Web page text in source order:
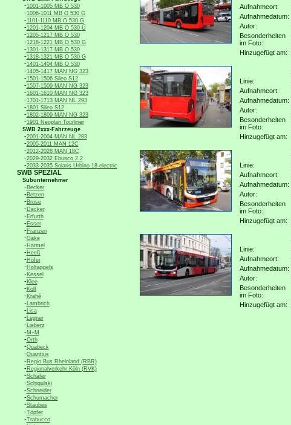
-1001-1005 MB O 530
-1006-1011 MB O 530 G
-1101-1110 MB O 530 G
-1201-1204 MB O 530 Ü
-1205-1217 MB O 530
-1218-1221 MB O 530 G
-1301-1317 MB O 530
-1318-1321 MB O 530 G
-1401-1404 MB O 530
-1405-1417 MAN NG 323
-1501-1506 Sileo S12
-1507-1509 MAN NG 323
-1601-1610 MAN NG 323
-1701-1713 MAN NL 293
-1801 Sileo S12
-1802-1809 MAN NG 323
-1901 Neoplan Tourliner
SWB 2xxx-Fahrzeuge
-2001-2004 MAN NL 283
-2005-2011 MAN 12C
-2012-2028 MAN 18C
-2029-2032 Ebusco 2.2
-2033-2035 Solaris Urbino 18 electric
SWB SPEZIAL
Subunternehmer
-Becker
-Betzen
-Brose
-Decker
-Erfurth
-Esser
-Franzen
-Gäke
-Harmel
-Heeß
-Höfer
-Holtappels
-Kessel
-Klee
-Kolf
-Krahé
-Lambrich
-Lisa
-Legner
-Lieberz
-M+M
-Orth
-Quabeck
-Quantius
-Regio Bus Rheinland (RBR)
-Regionalverkehr Köln (RVK)
-Schäfer
-Schigulski
-Schneider
-Schumacher
-Staubes
-Töpfer
-Trabucco
Aufnahmeort:
Aufnahmedatum:
Autor:
Besonderheiten
im Foto:
Hinzugefügt am:
Linie:
Aufnahmeort:
Aufnahmedatum:
Autor:
Besonderheiten
im Foto:
Hinzugefügt am:
Linie:
Aufnahmeort:
Aufnahmedatum:
Autor:
Besonderheiten
im Foto:
Hinzugefügt am:
Linie:
Aufnahmeort:
Aufnahmedatum:
Autor:
Besonderheiten
im Foto:
Hinzugefügt am: